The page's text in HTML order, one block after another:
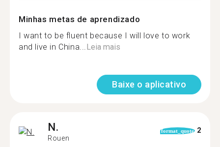
Minhas metas de aprendizado
I want to be fluent because I will love to work
and live in China...Leia mais
Baixe o aplicativo
N.
Rouen
format_quote 2